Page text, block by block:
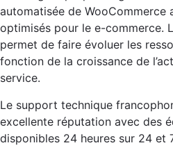
automatisée de WooCommerce
optimisés pour le e-commerce.
permet de faire évoluer les
fonction de la croissance de
service.
Le support technique
excellente réputation avec des
disponibles 24 heures sur 24 et